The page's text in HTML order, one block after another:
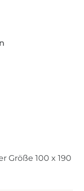
Größe 100 x 190